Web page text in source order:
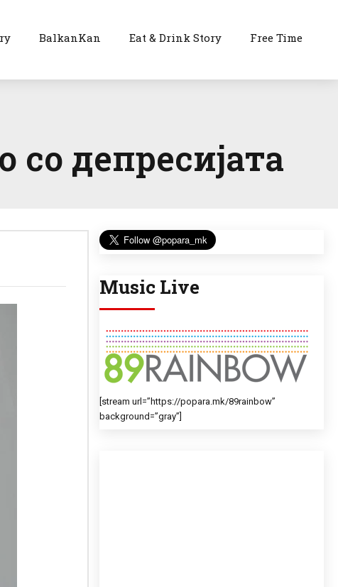
BalkanKan Eat & Drink Story Free Time
со депресијата
Music Live
[stream url=”https://popara.mk/89rainbow”
background=”gray”]